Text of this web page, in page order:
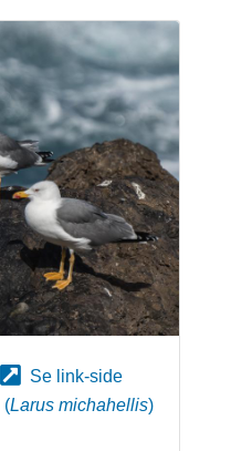
Se link-side
(Larus michahellis)